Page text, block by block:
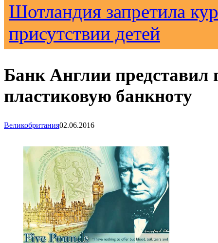
Шотландия запретила
присутствии детей
Банк Англии представил
пластиковую банкноту
Великобритания02.06.2016